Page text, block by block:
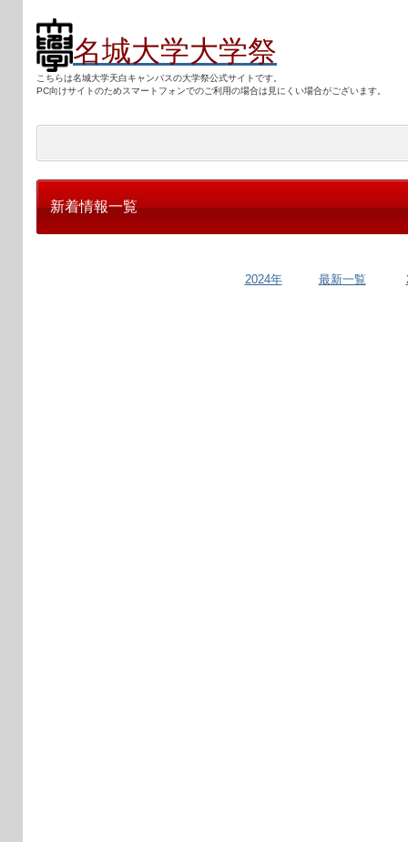
名城大学大学祭
こちらは名城大学天白キャンパスの大学祭公式サイトです。
PC向けサイトのためスマートフォンでのご利用の場合は見にくい場合がございます。
新着情報一覧
2024年 最新一覧